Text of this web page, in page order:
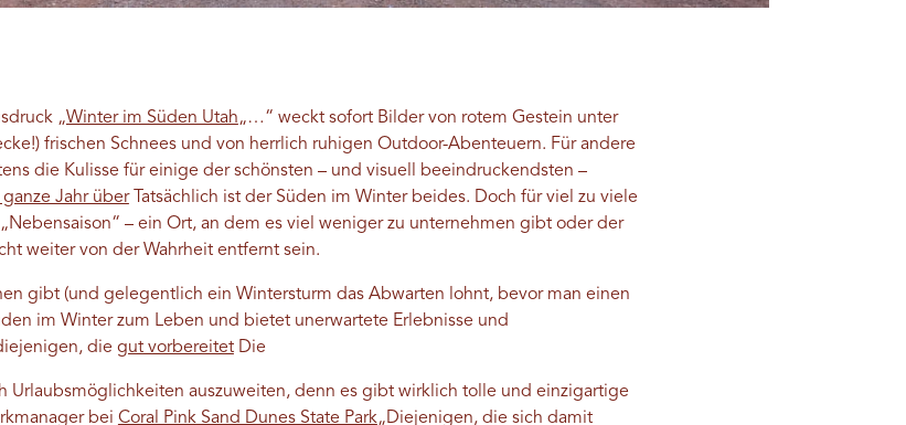
„Winter im Süden Utah„…“ weckt sofort Bilder von rotem Gestein unter
frischen Schnees und von herrlich ruhigen Outdoor-Abenteuern. Für andere
die Kulisse für einige der schönsten – und visuell beeindruckendsten –
Jahr überTatsächlich ist der Süden im Winter beides. Doch für viel zu viele
– ein Ort, an dem es viel weniger zu unternehmen gibt oder der
weiter von der Wahrheit entfernt sein.
gibt (und gelegentlich ein Wintersturm das Abwarten lohnt, bevor man einen
im Winter zum Leben und bietet unerwartete Erlebnisse und
die gut vorbereitetDie
Urlaubsmöglichkeiten auszuweiten, denn es gibt wirklich tolle und einzigartige
bei Coral Pink Sand Dunes State Park„Diejenigen, die sich damit